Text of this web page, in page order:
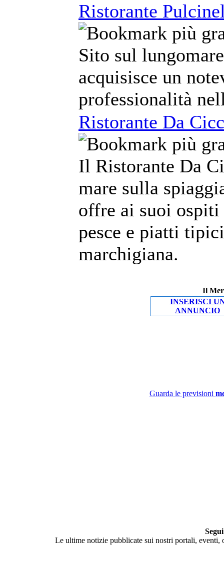
Ristorante
Sito sul
acquisisce un
professionalità
Ristorante Da
Il Ristorante Da
mare sulla
offre ai suoi
pesce e piatti
marchigiana.
Il
INSERISCI
ANNUNCIO
Guarda le previsioni
Le ultime notizie pubblicate sui nostri portali,